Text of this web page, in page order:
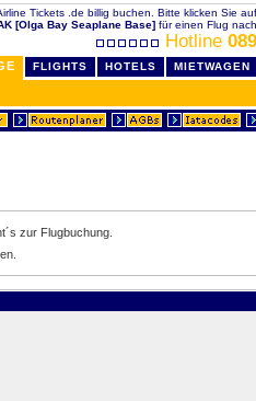
Tickets .de billig buchen. Bitte klicken Sie auf
[Olga Bay Seaplane Base] für einen Flug
Hotline
FLIGHTS HOTELS MIETWAGEN
zur Flugbuchung.